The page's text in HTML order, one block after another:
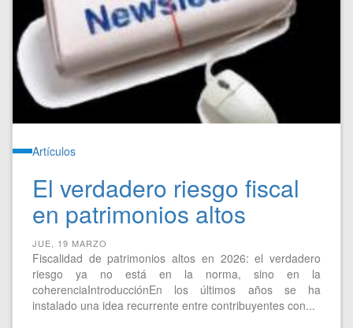
Artículos
El verdadero riesgo fiscal
en patrimonios altos
JUE, 19 MARZO
Fiscalidad de patrimonios altos en 2026: el verdadero
riesgo ya no está en la norma, sino en la
coherenciaIntroducciónEn los últimos años se ha
instalado una idea recurrente entre contribuyentes con...